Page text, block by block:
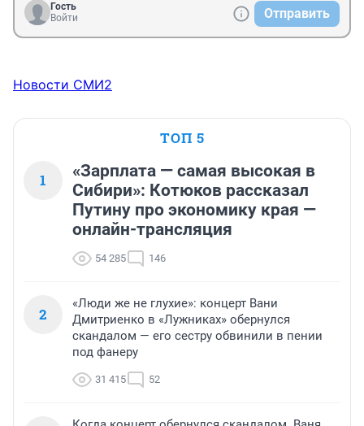
Гость
Войти
Отправить
Новости СМИ2
ТОП 5
1
«Зарплата — самая высокая в
Сибири»: Котюков рассказал
Путину про экономику края —
онлайн-трансляция
54 285 146
2
«Люди же не глухие»: концерт Вани
Дмитриенко в «Лужниках» обернулся
скандалом — его сестру обвинили в пении
под фанеру
31 415 52